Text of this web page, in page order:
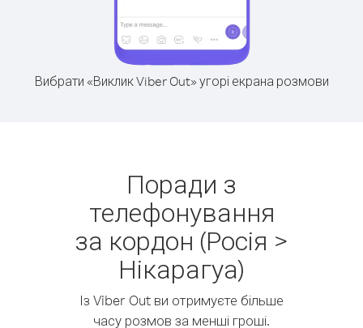
Вибрати «Виклик Viber Out» угорі екрана розмови
Поради з
телефонування
за кордон (Росія >
Нікарагуа)
Із Viber Out ви отримуєте більше
часу розмов за менші гроші.